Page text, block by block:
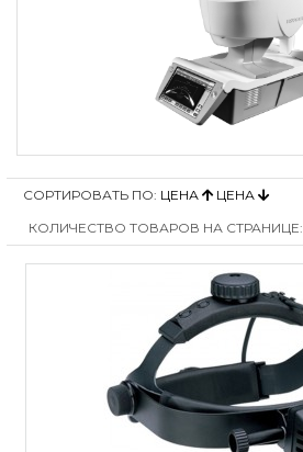
СОРТИРОВАТЬ ПО: ЦЕНА
ЦЕНА
КОЛИЧЕСТВО ТОВАРОВ НА СТРАНИЦЕ: